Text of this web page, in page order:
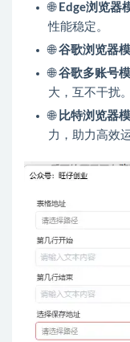
🌐 Edge浏览器
性能稳定。
🌐谷歌浏览器
🌐谷歌多账号
大，互不干扰。
🌐 比特浏览器
力，助力高效